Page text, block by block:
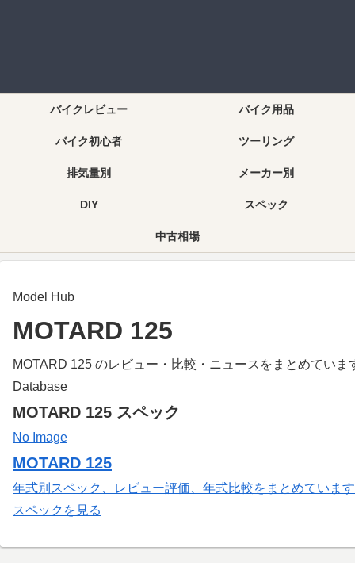
バイクレビュー バイク用品
バイク初心者 ツーリング
排気量別 メーカー別
DIY スペック
中古相場
Model Hub
MOTARD 125
MOTARD 125 のレビュー・比較・ニュースをまとめていま
Database
MOTARD 125 スペック
No Image
MOTARD 125
年式別スペック、レビュー評価、年式比較をまとめていま
スペックを見る